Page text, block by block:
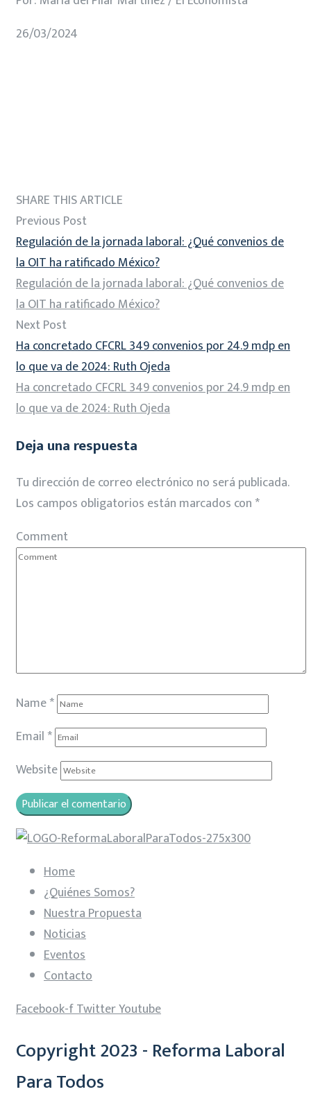
26/03/2024
SHARE THIS ARTICLE
Previous Post
Regulación de la jornada laboral: ¿Qué convenios de
la OIT ha ratificado México?
Regulación de la jornada laboral: ¿Qué convenios de
la OIT ha ratificado México?
Next Post
Ha concretado CFCRL 349 convenios por 24.9 mdp en
lo que va de 2024: Ruth Ojeda
Ha concretado CFCRL 349 convenios por 24.9 mdp en
lo que va de 2024: Ruth Ojeda
Deja una respuesta
Tu dirección de correo electrónico no será publicada.
Los campos obligatorios están marcados con *
Comment
Name*
Email *
Website
Home
¿Quiénes Somos?
Nuestra Propuesta
Noticias
Eventos
Contacto
Facebook-fTwitterYoutube
Copyright 2023 - Reforma Laboral
Para Todos